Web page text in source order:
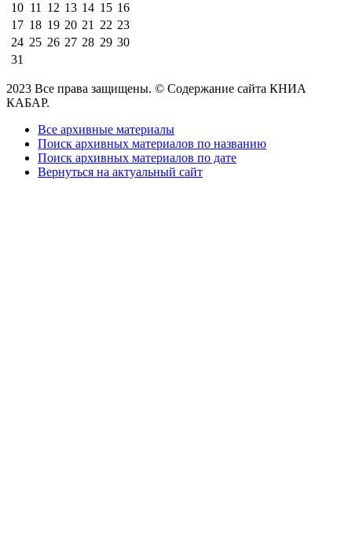
10 11 12 13 14 15 16
17 18 19 20 21 22 23
24 25 26 27 28 29 30
31
2023 Все права защищены. © Содержание сайта КНИА
КАБАР.
Все архивные материалы
Поиск архивных материалов по названию
Поиск архивных материалов по дате
Вернуться на актуальный сайт